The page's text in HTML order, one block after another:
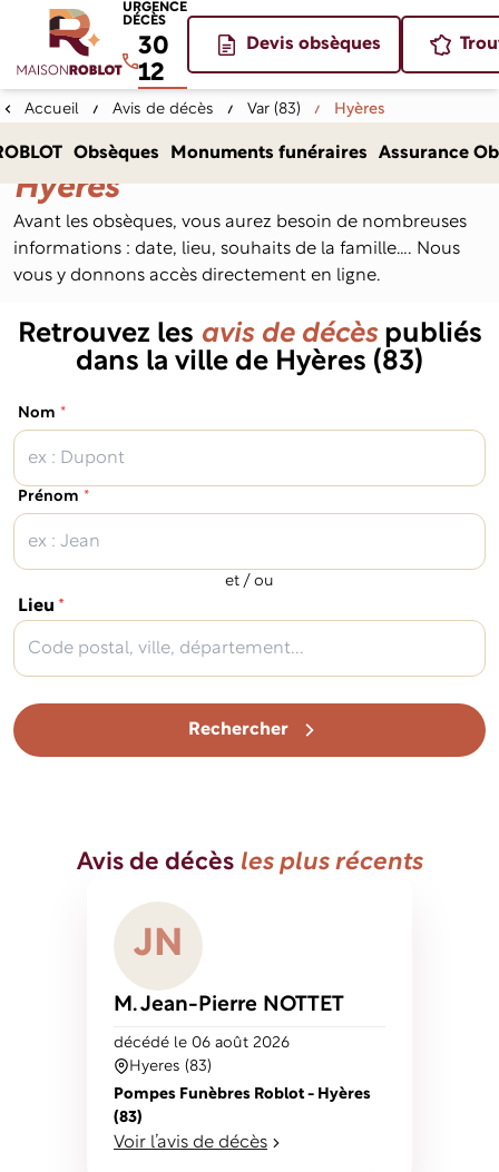
URGENCE
DÉCÈS
30
12
Devis obsèques
Obsèques Monuments funéraires Assurance
Accueil Avis de décès Var (83) Hyères
Avis de décès dans la ville de
Hyères
Avant les obsèques, vous aurez besoin de nombreuses
informations : date, lieu, souhaits de la famille…. Nous
vous y donnons accès directement en ligne.
Retrouvez les avis de décèspubliés
dans la ville de Hyères (83)
Nom *(obligatoire)
Prénom *(obligatoire)
et / ou
Lieu *(obligatoire)
Rechercher
Avis de décès les plus récents
J N
M. Jean-Pierre NOTTET
Hyeres (83)
décédé le 06 août 2026
Pompes Funèbres Roblot - Hyères
(83)
Voir l’avis de décès